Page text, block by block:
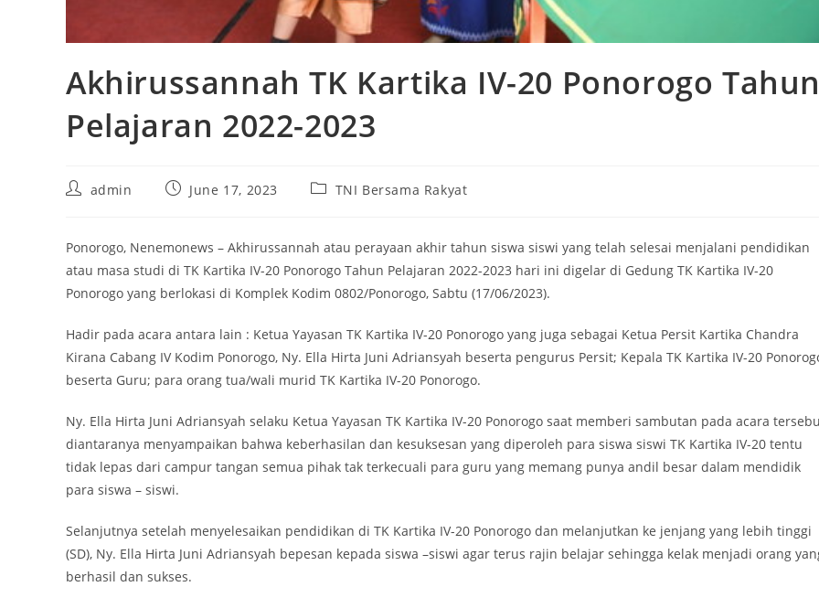
Akhirussannah TK Kartika IV-20 Ponorogo
Pelajaran 2022-2023
Postadmin
PostJune 17, 2023
PostTNI Bersama Rakyat
Ponorogo, Nenemonews – Akhirussannah atau perayaan akhir tahun siswa siswi yang telah selesai menjalani pendidikan
atau masa studi di TK Kartika IV-20 Ponorogo Tahun Pelajaran 2022-2023 hari ini digelar di Gedung TK Kartika IV-20
Ponorogo yang berlokasi di Komplek Kodim 0802/Ponorogo, Sabtu (17/06/2023).
Hadir pada acara antara lain : Ketua Yayasan TK Kartika IV-20 Ponorogo yang juga sebagai Ketua Persit Kartika Chandra
Kirana Cabang IV Kodim Ponorogo, Ny. Ella Hirta Juni Adriansyah beserta pengurus Persit; Kepala TK Kartika IV-20
beserta Guru; para orang tua/wali murid TK Kartika IV-20 Ponorogo.
Ny. Ella Hirta Juni Adriansyah selaku Ketua Yayasan TK Kartika IV-20 Ponorogo saat memberi sambutan pada acara
diantaranya menyampaikan bahwa keberhasilan dan kesuksesan yang diperoleh para siswa siswi TK Kartika IV-20 tentu
tidak lepas dari campur tangan semua pihak tak terkecuali para guru yang memang punya andil besar dalam mendidik
para siswa – siswi.
Selanjutnya setelah menyelesaikan pendidikan di TK Kartika IV-20 Ponorogo dan melanjutkan ke jenjang yang lebih tinggi
(SD), Ny. Ella Hirta Juni Adriansyah bepesan kepada siswa –siswi agar terus rajin belajar sehingga kelak menjadi orang
berhasil dan sukses.